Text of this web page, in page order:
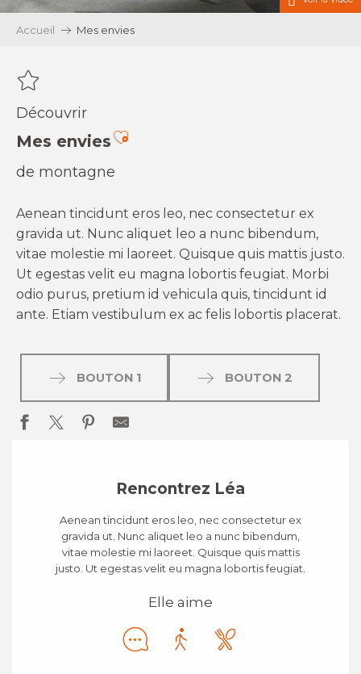
Accueil Mes envies
Découvrir
Mes enviesAjouter aux favoris
de montagne
Aenean tincidunt eros leo, nec consectetur ex
gravida ut. Nunc aliquet leo a nunc bibendum,
vitae molestie mi laoreet. Quisque quis mattis justo.
Ut egestas velit eu magna lobortis feugiat. Morbi
odio purus, pretium id vehicula quis, tincidunt id
ante. Etiam vestibulum ex ac felis lobortis placerat.
BOUTON 1 BOUTON 2
Rencontrez Léa
Aenean tincidunt eros leo, nec consectetur ex
gravida ut. Nunc aliquet leo a nunc bibendum,
vitae molestie mi laoreet. Quisque quis mattis
justo. Ut egestas velit eu magna lobortis feugiat.
Elle aime